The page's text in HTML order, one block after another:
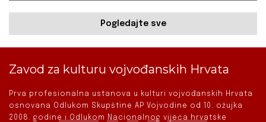
Pogledajte sve
Zavod za kulturu vojvođanskih Hrvata
Prva profesionalna ustanova u kulturi vojvođanskih Hrvata
osnovana Odlukom Skupštine AP Vojvodine od 10. ožujka
2008. godine i Odlukom Nacionalnog vijeća hrvatske